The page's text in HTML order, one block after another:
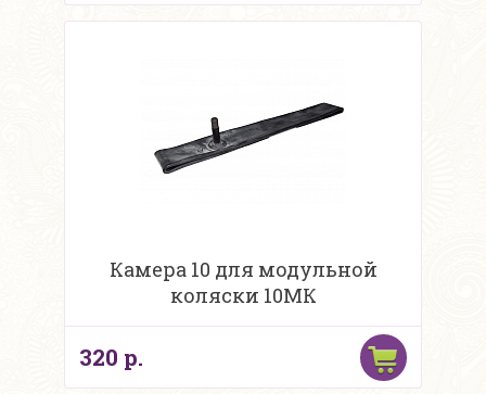
Камера 10 для модульной
коляски 10МК
320 р.